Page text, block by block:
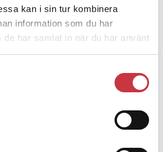
kan i sin tur kombinera
information som du har
de har samlat in när du har använt